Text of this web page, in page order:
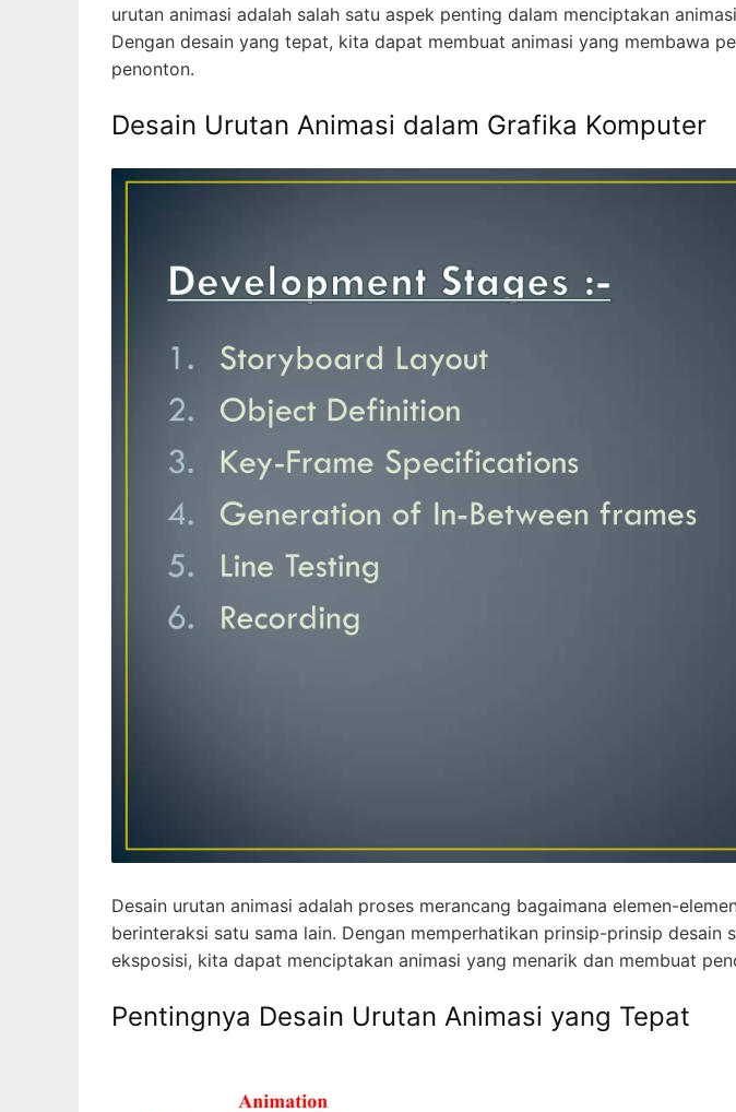
urutan animasi adalah salah satu aspek penting dalam menciptakan
Dengan desain yang tepat, kita dapat membuat animasi yang membawa
penonton.
Desain Urutan Animasi dalam Grafika Komputer
Desain urutan animasi adalah proses merancang bagaimana elemen-
berinteraksi satu sama lain. Dengan memperhatikan prinsip-prinsip desain
eksposisi, kita dapat menciptakan animasi yang menarik dan membuat
Pentingnya Desain Urutan Animasi yang Tepat